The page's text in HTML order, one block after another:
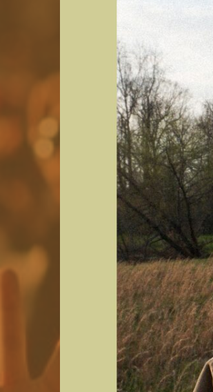
Service de navette